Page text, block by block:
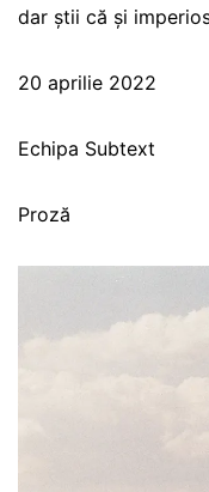
dar știi că și
20 aprilie 2022
Echipa Subtext
Proză